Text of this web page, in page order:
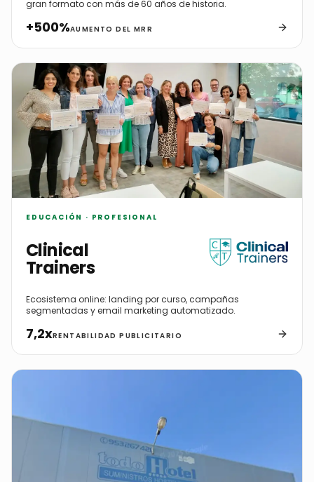
gran formato con más de 60 años de historia.
+500%AUMENTO DEL MRR
EDUCACIÓN · PROFESIONAL
Clinical
Trainers
Ecosistema online: landing por curso, campañas
segmentadas y email marketing automatizado.
7,2xRENTABILIDAD PUBLICITARIO